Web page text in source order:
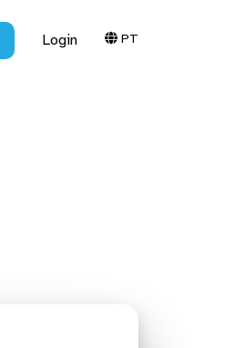
Login PT